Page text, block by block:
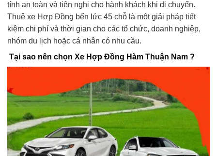
tính an toàn và tiện nghi cho hành khách khi di chuyển.
Thuê xe Hợp Đồng bến lức 45 chỗ là một giải pháp tiết
kiệm chi phí và thời gian cho các tổ chức, doanh nghiệp,
nhóm du lịch hoặc cá nhân có nhu cầu.
Tại sao nên chọn Xe Hợp Đồng Hàm Thuận Nam ?